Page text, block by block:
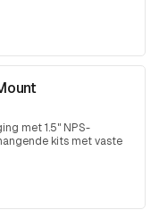
met 1.5" NPS-
kits met vaste